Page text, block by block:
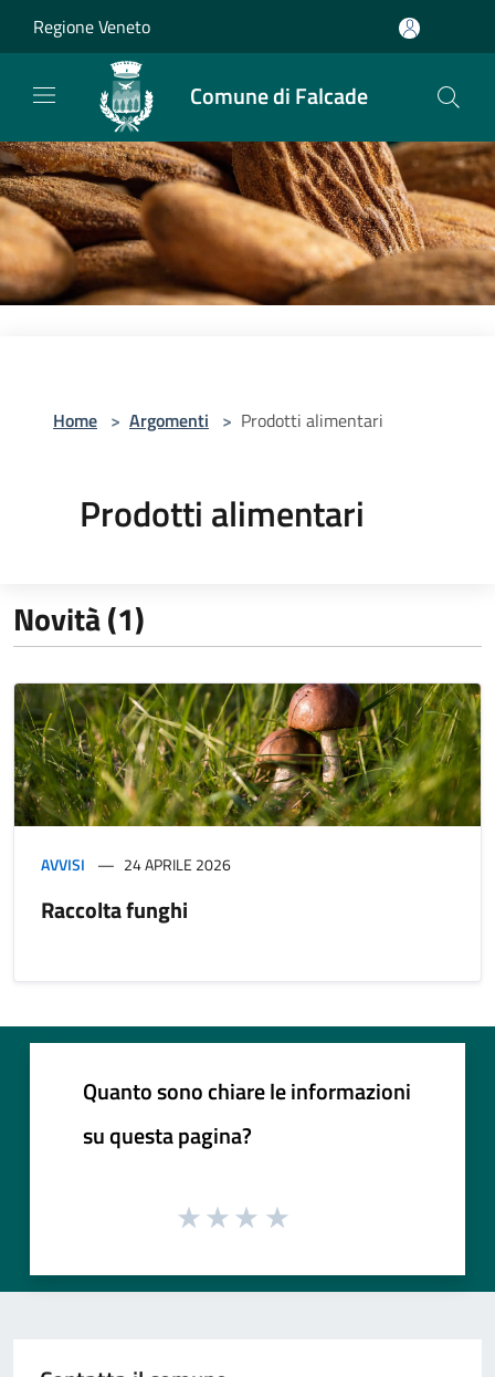
Regione Veneto
Comune di Falcade
Home > Argomenti > Prodotti alimentari
Prodotti alimentari
Novità (1)
AVVISI 24 APRILE 2026
Raccolta funghi
Quanto sono chiare le informazioni
su questa pagina?